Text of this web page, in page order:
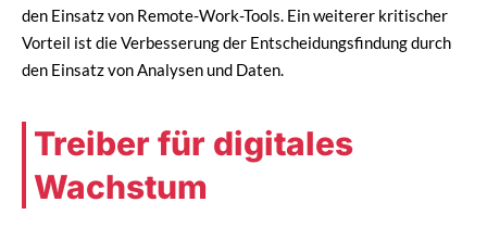
den Einsatz von Remote-Work-Tools. Ein weiterer kritischer
Vorteil ist die Verbesserung der Entscheidungsfindung durch
den Einsatz von Analysen und Daten.
Treiber für digitales
Wachstum